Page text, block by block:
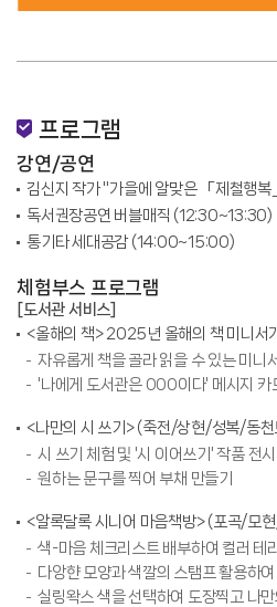
프로그램
강연/공연
김신지 작가 "가을에 알맞은 「제철행
독서권장공연 버블매직 (12:30~13:30)
통기타 세대공감 (14:00~15:00)
체험부스 프로그램
[도서관 서비스]
<올해의 책> 2025년 올해의 책 미니서
자유롭게 책을 골라 읽을 수 있는 미니
'나에게 도서관은 000이다' 메시지 카
<나만의 시 쓰기> (죽전/상현/성복/동
시 쓰기 체험 및 '시 이어쓰기' 작품 전시
원하는 문구를 찍어 부채 만들기
<알록달록 시니어 마음책방> (포곡/모
색-마음 체크리스트 배부하여 컬러 테
다앙햔 모양과 색깔의 스탬프 활용하
실링왁스 색을 선택하여 도장찍고 나